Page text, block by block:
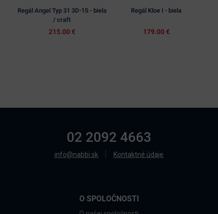
Regál Angel Typ 31 3D-1S - biela
/ craft
215.00 €
Regál Kloe I - biela
179.00 €
02 2092 4663
info@nabbi.sk Kontaktné údaje
O SPOLOČNOSTI